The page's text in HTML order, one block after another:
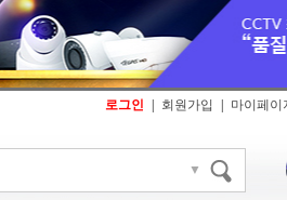
로그인 회원가입 마이페이
▼